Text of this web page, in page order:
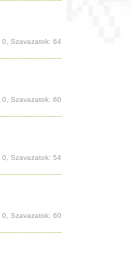
Szavazatok: 64
Szavazatok: 60
Szavazatok: 54
Szavazatok: 60